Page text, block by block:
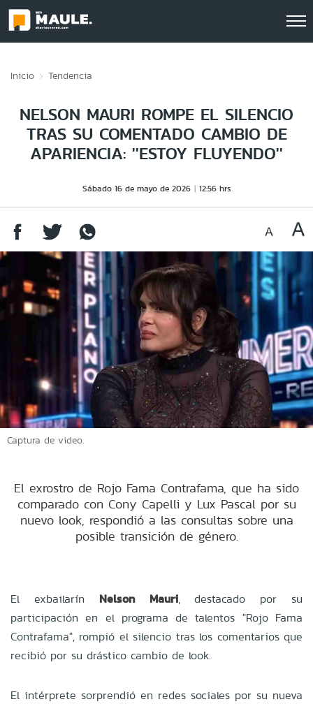
Inicio Tendencia
NELSON MAURI ROMPE EL SILENCIO
TRAS SU COMENTADO CAMBIO DE
APARIENCIA: ''ESTOY FLUYENDO''
Sábado 16 de mayo de 2026 12:56 hrs
Captura de video.
El exrostro de Rojo Fama Contrafama, que ha sido
comparado con Cony Capelli y Lux Pascal por su
nuevo look, respondió a las consultas sobre una
posible transición de género.
El exbailarín Nelson Mauri, destacado por su
participación en el programa de talentos "Rojo Fama
Contrafama", rompió el silencio tras los comentarios que
recibió por su drástico cambio de look.
El intérprete sorprendió en redes sociales por su nueva